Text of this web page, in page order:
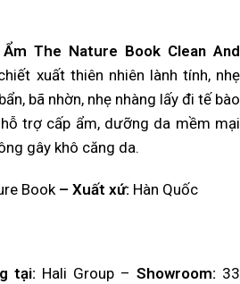
The Nature Book Clean And
xuất thiên nhiên lành tính, nhẹ
bã nhờn, nhẹ nhàng lấy đi tế bào
trợ cấp ẩm, dưỡng da mềm mại
gây khô căng da.
Book– Xuất xứ: Hàn Quốc
tại: Hali Group – Showroom: 33